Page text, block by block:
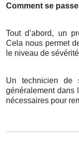
Comment se
Tout d’abord, un
Cela nous permet
le niveau de
Un technicien de
généralement dans
nécessaires pour